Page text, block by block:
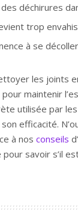
déchirures
trop
à se
les joints
maintenir
utilisée par
efficacité.
à nos conseils
pour savoir s’il